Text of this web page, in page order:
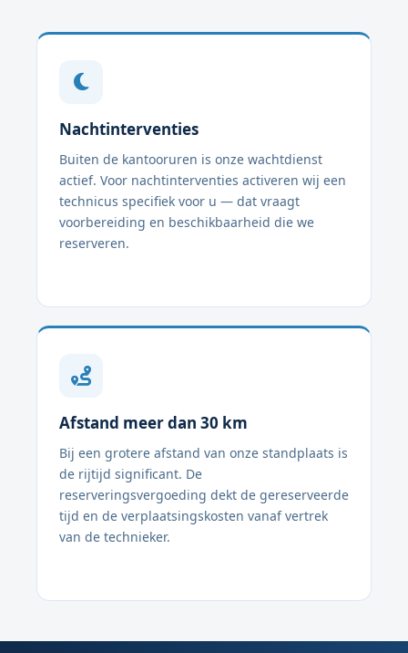
Nachtinterventies
Buiten de kantooruren is onze wachtdienst
actief. Voor nachtinterventies activeren wij een
technicus specifiek voor u — dat vraagt
voorbereiding en beschikbaarheid die we
reserveren.
Afstand meer dan 30 km
Bij een grotere afstand van onze standplaats is
de rijtijd significant. De
reserveringsvergoeding dekt de gereserveerde
tijd en de verplaatsingskosten vanaf vertrek
van de technieker.